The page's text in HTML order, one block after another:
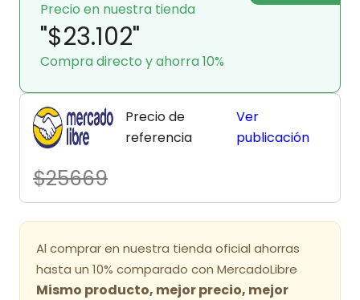
Precio en nuestra tienda
"$23.102"
Compra directo y ahorra 10%
Precio de
referencia
$25669
Ver
publicación
Al comprar en nuestra tienda oficial ahorras
hasta un 10% comparado con MercadoLibre
Mismo producto, mejor precio, mejor